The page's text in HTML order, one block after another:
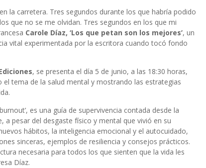
la carretera. Tres segundos durante los que habría podido
que no se me olvidan. Tres segundos en los que mi
Carole Díaz, ‘Los que petan son los mejores’, un
vital experimentada por la escritora cuando tocó fondo
, se presenta el día 5 de junio, a las 18:30 horas,
el tema de la salud mental y mostrando las estrategias
es una guía de supervivencia contada desde la
a pesar del desgaste físico y mental que vivió en su
hábitos, la inteligencia emocional y el autocuidado,
sinceras, ejemplos de resiliencia y consejos prácticos.
necesaria para todos los que sienten que la vida les
Díaz.